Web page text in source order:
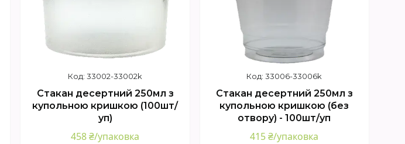
33002-33002k
Стакан десертний 250мл з
купольною кришкою (100шт/
уп)
458 ₴/упаковка
33006-33006k
Стакан десертний 250мл з
купольною кришкою (без
отвору) - 100шт/уп
415 ₴/упаковка